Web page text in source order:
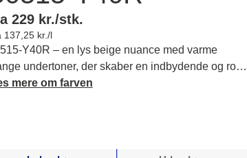
229 kr./stk.
137,25 kr./l
Y40R – en lys beige nuance med varme
undertoner, der skaber en indbydende og rolig
for dit rum. Læs mere om farvens karakter
mere om farven